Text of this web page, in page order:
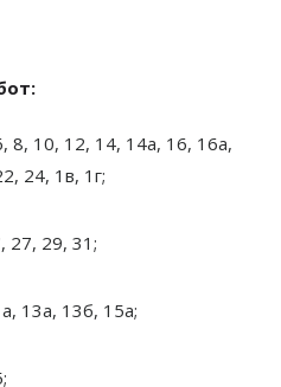
8, 10, 12, 14, 14а, 16, 16а,
24, 1в, 1г;
27, 29, 31;
13а, 13б, 15а;